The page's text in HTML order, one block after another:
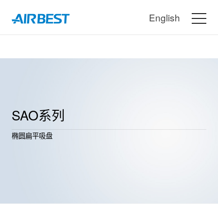
English
SAO系列
椭圆扁平吸盘